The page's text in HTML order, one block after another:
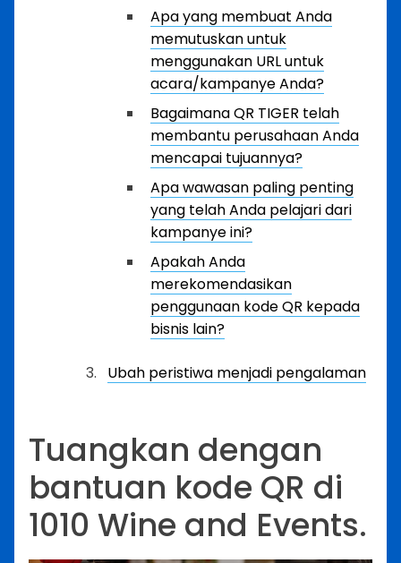
Apa yang membuat Anda
memutuskan untuk
menggunakan URL untuk
acara/kampanye Anda?
Bagaimana QR TIGER telah
membantu perusahaan Anda
mencapai tujuannya?
Apa wawasan paling penting
yang telah Anda pelajari dari
kampanye ini?
Apakah Anda
merekomendasikan
penggunaan kode QR kepada
bisnis lain?
Ubah peristiwa menjadi pengalaman
Tuangkan dengan
bantuan kode QR di
1010 Wine and Events.